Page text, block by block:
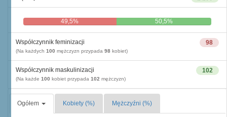
49,5% 50,5%
98
Współczynnik feminizacji
(Na każdych 100 mężczyzn przypada 98 kobiet)
102
Współczynnik maskulinizacji
(Na każde 100 kobiet przypada 102 mężczyzn)
Ogółem Kobiety (%) Mężczyźni (%)